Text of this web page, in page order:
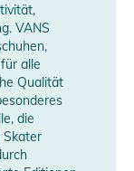
VANS
alle
Qualität
die
Skater